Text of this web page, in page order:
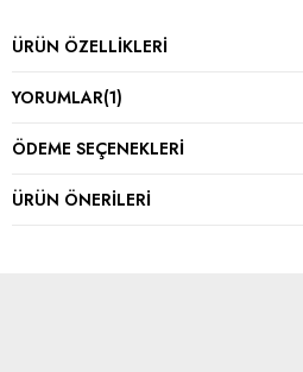
ÜRÜN ÖZELLIKLERI
YORUMLAR(1)
ÖDEME SEÇENEKLERI
ÜRÜN ÖNERILERI